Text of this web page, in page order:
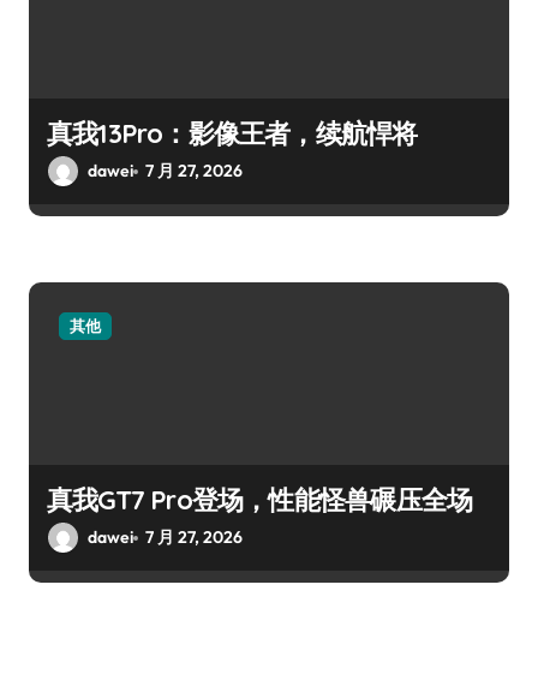
真我13Pro：影像王者，续航悍将
dawei 7 月 27, 2026
其他
真我GT7 Pro登场，性能怪兽碾压全场
dawei 7 月 27, 2026